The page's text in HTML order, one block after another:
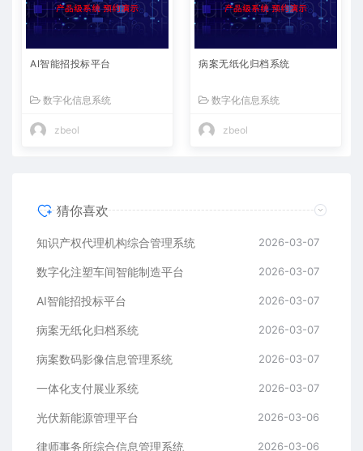
AI智能招投标平台
数字化信息系统
zbeol
病案无纸化归档系统
数字化信息系统
zbeol
猜你喜欢
知识产权代理机构综合管理系统 2026-03-07
数字化注塑车间智能制造平台 2026-03-07
AI智能招投标平台 2026-03-07
病案无纸化归档系统 2026-03-07
病案数码影像信息管理系统 2026-03-07
一体化支付展业系统 2026-03-07
光伏新能源管理平台 2026-03-06
律师事务所综合信息管理系统 2026-03-06